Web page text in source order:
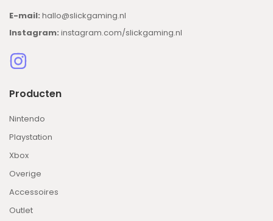
E-mail: hallo@slickgaming.nl
Instagram: instagram.com/slickgaming.nl
Producten
Nintendo
Playstation
Xbox
Overige
Accessoires
Outlet